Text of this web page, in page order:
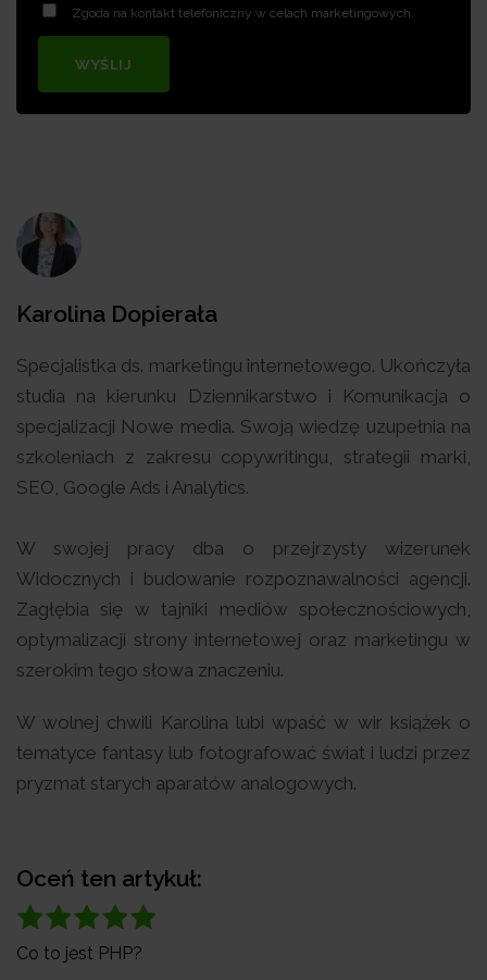
Zgoda na kontakt telefoniczny w celach marketingowych
WYŚLIJ
Karolina Dopierała
Specjalistka ds. marketingu internetowego. Ukończyła
studia na kierunku Dziennikarstwo i Komunikacja o
specjalizacji Nowe media. Swoją wiedzę uzupełnia na
szkoleniach z zakresu copywritingu, strategii marki,
SEO, Google Ads i Analytics.
W swojej pracy dba o przejrzysty wizerunek
Widocznych i budowanie rozpoznawalności agencji.
Zagłębia się w tajniki mediów społecznościowych,
optymalizacji strony internetowej oraz marketingu w
szerokim tego słowa znaczeniu.
W wolnej chwili Karolina lubi wpaść w wir książek o
tematyce fantasy lub fotografować świat i ludzi przez
pryzmat starych aparatów analogowych.
Oceń ten artykuł:
Co to jest PHP?